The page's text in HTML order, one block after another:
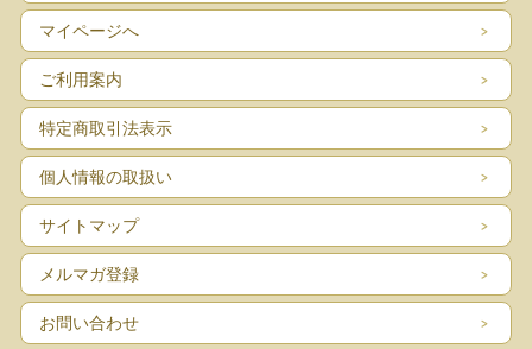
マイページへ
ご利用案内
特定商取引法表示
個人情報の取扱い
サイトマップ
メルマガ登録
お問い合わせ